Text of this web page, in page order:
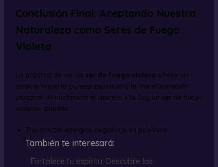
Conclusión Final: Aceptando Nuestra
Naturaleza como Seres de Fuego
Violeta
La práctica de ser un ser de fuego violeta ofrece un
camino hacia la pureza espiritualy la transformación
personal. Al incorporar el decreto «Yo Soy un ser de fuego
violeta», puedes:
Transmutar energías negativas en positivas.
También te interesará:
Fortalece tu espíritu: Descubre las